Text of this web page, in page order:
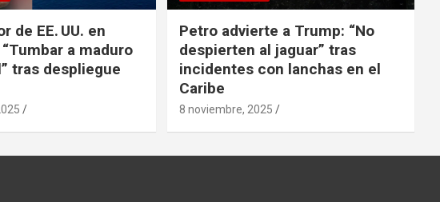
de EE. UU. en
a maduro
tras despliegue
Petro advierte a Trump: “No
despierten al jaguar” tras
incidentes con lanchas en el
Caribe
8 noviembre, 2025